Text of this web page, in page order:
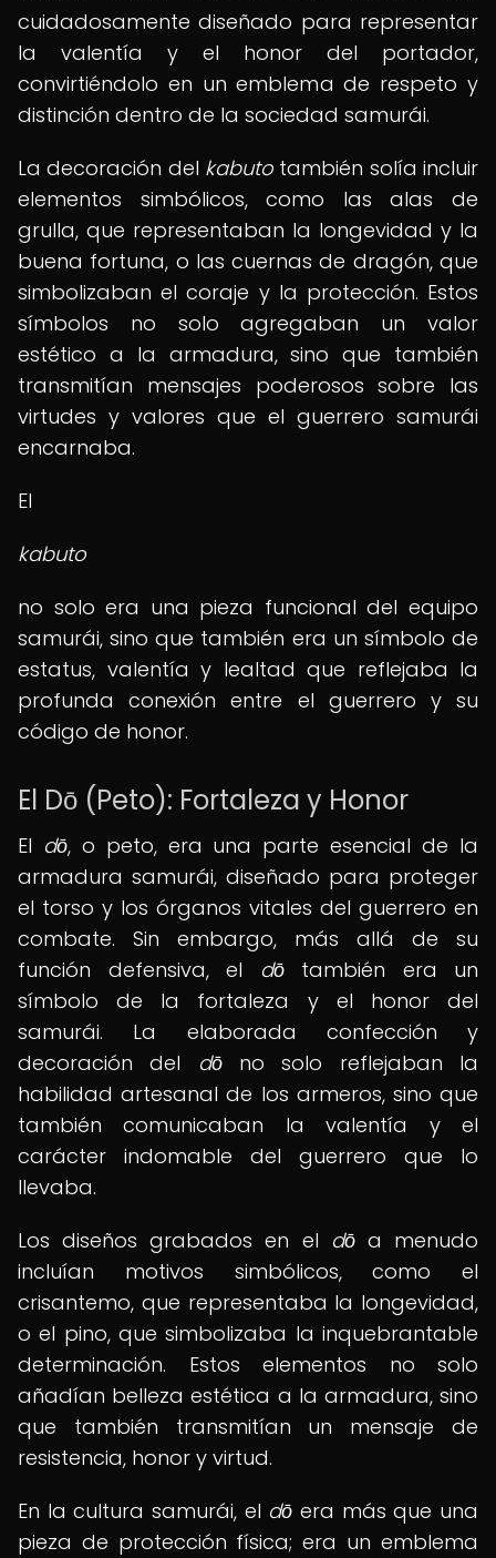
cuidadosamente diseñado para representar
la valentía y el honor del portador,
convirtiéndolo en un emblema de respeto y
distinción dentro de la sociedad samurái.
La decoración del kabuto también solía incluir
elementos simbólicos, como las alas de
grulla, que representaban la longevidad y la
buena fortuna, o las cuernas de dragón, que
simbolizaban el coraje y la protección. Estos
símbolos no solo agregaban un valor
estético a la armadura, sino que también
transmitían mensajes poderosos sobre las
virtudes y valores que el guerrero samurái
encarnaba.
El
kabuto
no solo era una pieza funcional del equipo
samurái, sino que también era un símbolo de
estatus, valentía y lealtad que reflejaba la
profunda conexión entre el guerrero y su
código de honor.
El Dō (Peto): Fortaleza y Honor
El dō, o peto, era una parte esencial de la
armadura samurái, diseñado para proteger
el torso y los órganos vitales del guerrero en
combate. Sin embargo, más allá de su
función defensiva, el dōtambién era un
símbolo de la fortaleza y el honor del
samurái. La elaborada confección y
decoración del dōno solo reflejaban la
habilidad artesanal de los armeros, sino que
también comunicaban la valentía y el
carácter indomable del guerrero que lo
llevaba.
Los diseños grabados en el dōa menudo
incluían motivos simbólicos, como el
crisantemo, que representaba la longevidad,
o el pino, que simbolizaba la inquebrantable
determinación. Estos elementos no solo
añadían belleza estética a la armadura, sino
que también transmitían un mensaje de
resistencia, honor y virtud.
En la cultura samurái, el dō era más que una
pieza de protección física; era un emblema